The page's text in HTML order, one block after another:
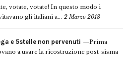
votate, votate! In questo modo i
gli italiani a... 2 Marzo 2018
e 5stelle non pervenuti
Prima
a usare la ricostruzione post-sisma